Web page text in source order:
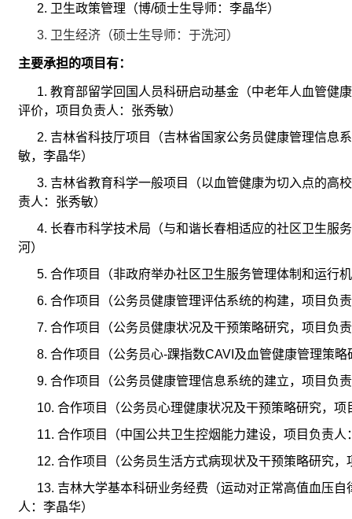
2. 卫生政策管理（博/硕士生导师：李晶华）
3. 卫生经济（硕士生导师：于洗河）
主要承担的项目有：
1. 教育部留学回国人员科研启动基金（中老年人血管健
评价，项目负责人：张秀敏）
2. 吉林省科技厅项目（吉林省国家公务员健康管理信息
敏，李晶华）
3. 吉林省教育科学一般项目（以血管健康为切入点的高
责人：张秀敏）
4. 长春市科学技术局（与和谐长春相适应的社区卫生服
河）
5. 合作项目（非政府举办社区卫生服务管理体制和运行
6. 合作项目（公务员健康管理评估系统的构建，项目负
7. 合作项目（公务员健康状况及干预策略研究，项目负
8. 合作项目（公务员心-踝指数CAVI 及血管健康管理策
9. 合作项目（公务员健康管理信息系统的建立，项目负
10. 合作项目（公务员心理健康状况及干预策略研究，项
11. 合作项目（中国公共卫生控烟能力建设，项目负责人
12. 合作项目（公务员生活方式病现状及干预策略研究，
13. 吉林大学基本科研业务经费（运动对正常高值血压
人：李晶华）